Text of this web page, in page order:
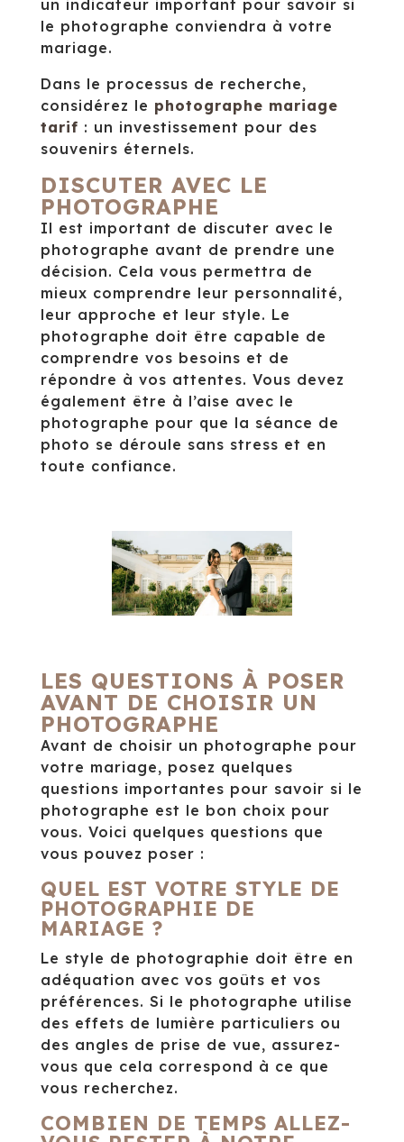
un indicateur important pour savoir si
le photographe conviendra à votre
mariage.
Dans le processus de recherche,
considérez le photographe mariage
tarif : un investissement pour des
souvenirs éternels.
DISCUTER AVEC LE
PHOTOGRAPHE
Il est important de discuter avec le
photographe avant de prendre une
décision. Cela vous permettra de
mieux comprendre leur personnalité,
leur approche et leur style. Le
photographe doit être capable de
comprendre vos besoins et de
répondre à vos attentes. Vous devez
également être à l’aise avec le
photographe pour que la séance de
photo se déroule sans stress et en
toute confiance.
LES QUESTIONS À POSER
AVANT DE CHOISIR UN
PHOTOGRAPHE
Avant de choisir un photographe pour
votre mariage, posez quelques
questions importantes pour savoir si le
photographe est le bon choix pour
vous. Voici quelques questions que
vous pouvez poser :
QUEL EST VOTRE STYLE DE
PHOTOGRAPHIE DE
MARIAGE ?
Le style de photographie doit être en
adéquation avec vos goûts et vos
préférences. Si le photographe utilise
des effets de lumière particuliers ou
des angles de prise de vue, assurez-
vous que cela correspond à ce que
vous recherchez.
COMBIEN DE TEMPS ALLEZ-